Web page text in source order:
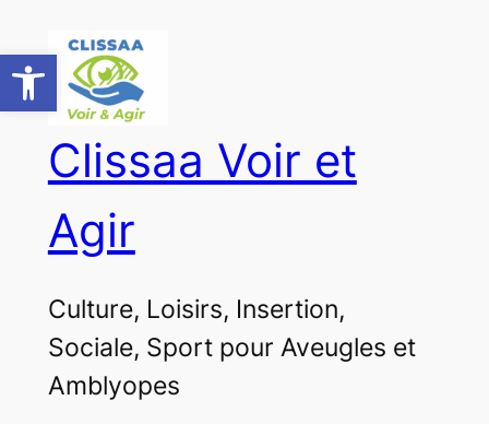
Ouvrir la barre d’outils
au
contenu
Clissaa Voir et
Agir
Culture, Loisirs, Insertion,
Sociale, Sport pour Aveugles et
Amblyopes